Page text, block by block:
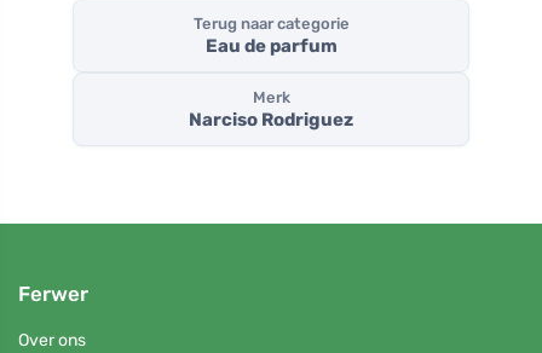
Terug naar categorie
Eau de parfum
Merk
Narciso Rodriguez
Ferwer
Over ons